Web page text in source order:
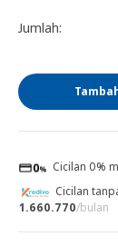
Jumlah:
Cicilan 0%
Cicilan
1.660.770/bulan